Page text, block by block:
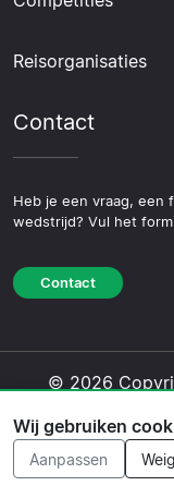
Reisorganisaties
Contact
Heb je een vraag, een
wedstrijd? Vul het
Contact
© 2026
Wij gebruiken
Aanpassen